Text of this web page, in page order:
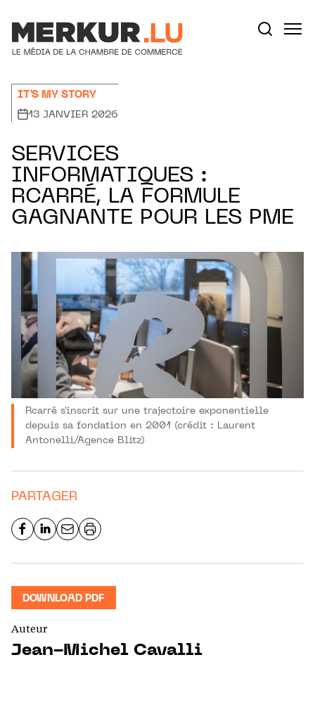
IT'S MY STORY
13 JANVIER 2026
SERVICES
INFORMATIQUES :
RCARRÉ, LA FORMULE
GAGNANTE POUR LES PME
Rcarré s'inscrit sur une trajectoire exponentielle
depuis sa fondation en 2001 (crédit : Laurent
Antonelli/Agence Blitz)
PARTAGER
DOWNLOAD PDF
Auteur
Jean-Michel Cavalli